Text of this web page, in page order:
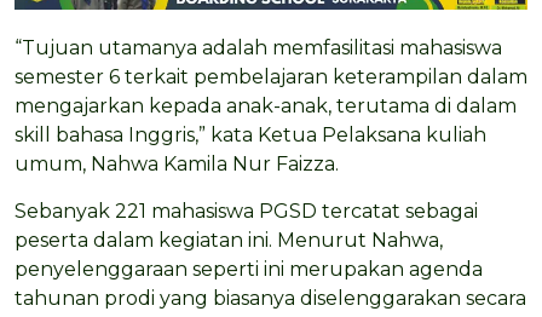
“Tujuan utamanya adalah memfasilitasi mahasiswa
semester 6 terkait pembelajaran keterampilan dalam
mengajarkan kepada anak-anak, terutama di dalam
skill bahasa Inggris,” kata Ketua Pelaksana kuliah
umum, Nahwa Kamila Nur Faizza.
Sebanyak 221 mahasiswa PGSD tercatat sebagai
peserta dalam kegiatan ini. Menurut Nahwa,
penyelenggaraan seperti ini merupakan agenda
tahunan prodi yang biasanya diselenggarakan secara